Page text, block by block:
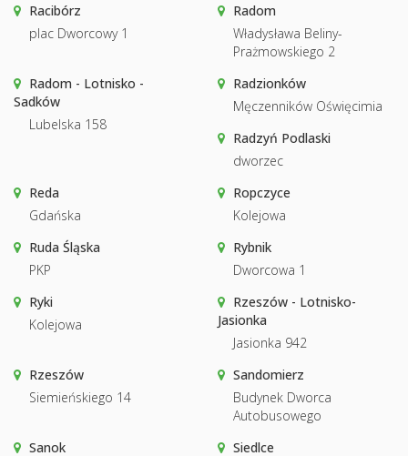
Racibórz
plac Dworcowy 1
Radom
Władysława Beliny-
Prażmowskiego 2
Radom - Lotnisko -
Sadków
Lubelska 158
Radzionków
Męczenników Oświęcimia
Radzyń Podlaski
dworzec
Reda
Gdańska
Ropczyce
Kolejowa
Ruda Śląska
PKP
Rybnik
Dworcowa 1
Ryki
Kolejowa
Rzeszów - Lotnisko-
Jasionka
Jasionka 942
Rzeszów
Siemieńskiego 14
Sandomierz
Budynek Dworca
Autobusowego
Sanok
Siedlce